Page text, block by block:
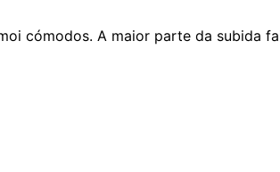
cómodos. A maior parte da subida